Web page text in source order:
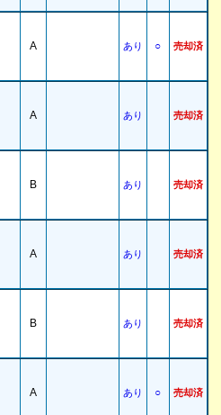
A あり ○ 売却済
A あり 売却済
B あり 売却済
A あり 売却済
B あり 売却済
A あり ○ 売却済